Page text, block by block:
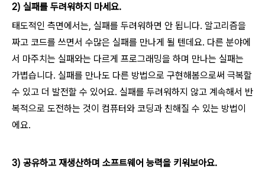
2) 실패를 두려워하지 마세요.
태도적인 측면에서는, 실패를 두려워하면 안 됩니다. 알고리즘을
짜고 코드를 쓰면서 수많은 실패를 만나게 될 텐데요. 다른 분야에
서 마주치는 실패와는 다르게 프로그래밍을 하며 만나는 실패는
가볍습니다. 실패를 만나도 다른 방법으로 구현해봄으로써 극복할
수 있고 더 발전할 수 있어요. 실패를 두려워하지 않고 계속해서 반
복적으로 도전하는 것이 컴퓨터와 코딩과 친해질 수 있는 방법이
에요.
3) 공유하고 재생산하며 소프트웨어 능력을 키워보아요.